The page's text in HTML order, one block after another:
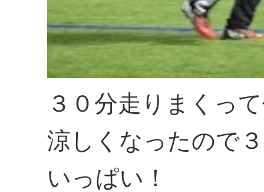
３０分走りまくっ
涼しくなったので
いっぱい！